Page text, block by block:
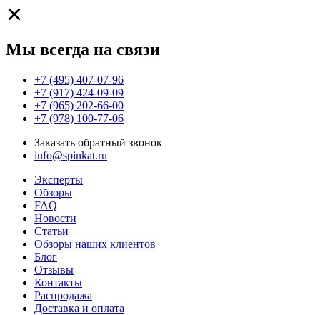
Мы всегда на связи
+7 (495) 407-07-96
+7 (917) 424-09-09
+7 (965) 202-66-00
+7 (978) 100-77-06
Заказать обратный звонок
info@spinkat.ru
Эксперты
Обзоры
FAQ
Новости
Статьи
Обзоры наших клиентов
Блог
Отзывы
Контакты
Распродажа
Доставка и оплата